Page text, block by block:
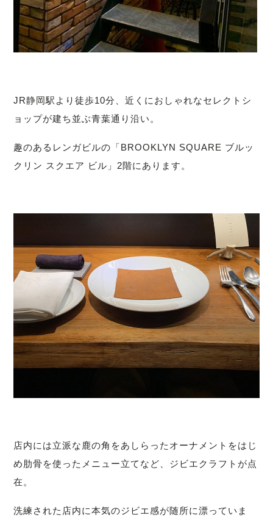
JR静岡駅より徒歩10分、近くにおしゃれなセレクトシ
ョップが建ち並ぶ青葉通り沿い。
趣のあるレンガビルの「BROOKLYN SQUARE ブルッ
クリン スクエア ビル」2階にあります。
店内には立派な鹿の角をあしらったオーナメントをはじ
め肋骨を使ったメニュー立てなど、ジビエクラフトが点
在。
洗練された店内に本気のジビエ感が随所に漂っていま